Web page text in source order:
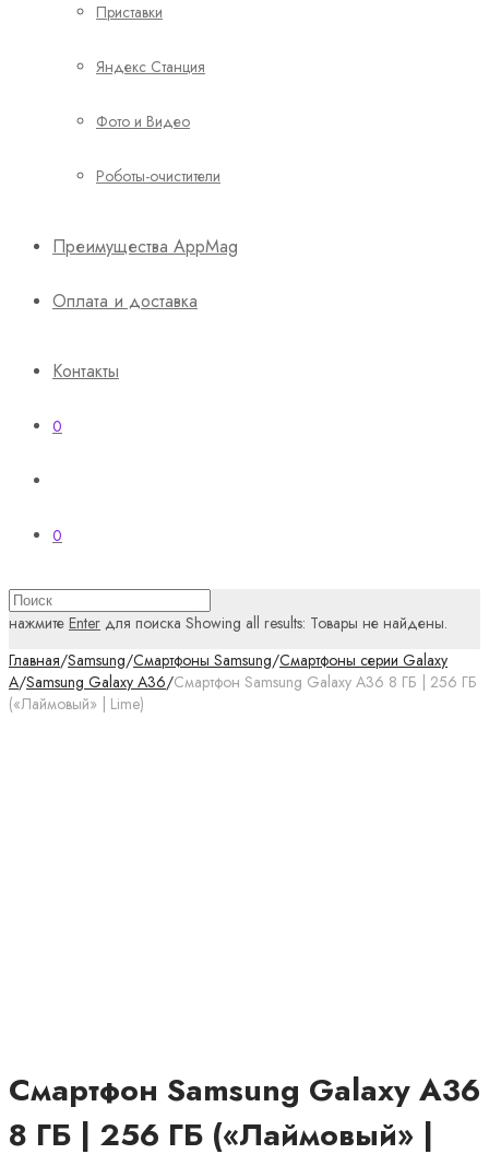
Приставки
Яндекс Станция
Фото и Видео
Роботы-очистители
Преимущества AppMag
Оплата и доставка
Контакты
0
0
нажмите Enter для поиска Showing all results: Товары не найдены.
Главная/Samsung/Смартфоны Samsung/Смартфоны серии Galaxy
A/Samsung Galaxy A36/Смартфон Samsung Galaxy A36 8 ГБ | 256 ГБ
(«Лаймовый» | Lime)
Смартфон Samsung Galaxy A36
8 ГБ | 256 ГБ («Лаймовый» |